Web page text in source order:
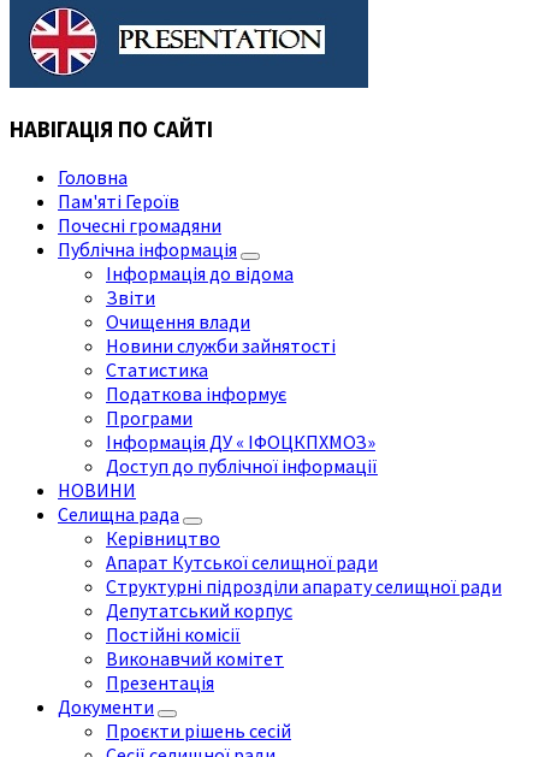
НАВІГАЦІЯ ПО САЙТІ
Головна
Пам'яті Героїв
Почесні громадяни
Публічна інформація
Інформація до відома
Звіти
Очищення влади
Новини служби зайнятості
Статистика
Податкова інформує
Програми
Інформація ДУ « ІФОЦКПХМОЗ»
Доступ до публічної інформації
НОВИНИ
Селищна рада
Керівництво
Апарат Кутської селищної ради
Структурні підрозділи апарату селищної ради
Депутатський корпус
Постійні комісії
Виконавчий комітет
Презентація
Документи
Проєкти рішень сесій